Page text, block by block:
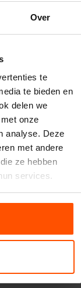
Over
te
te bieden en
delen we
onze
analyse. Deze
met andere
ze hebben
services.
het mooie
feestjes!
we ons
multiplay
voor de
en
geweldige
hebben
flink
mooie